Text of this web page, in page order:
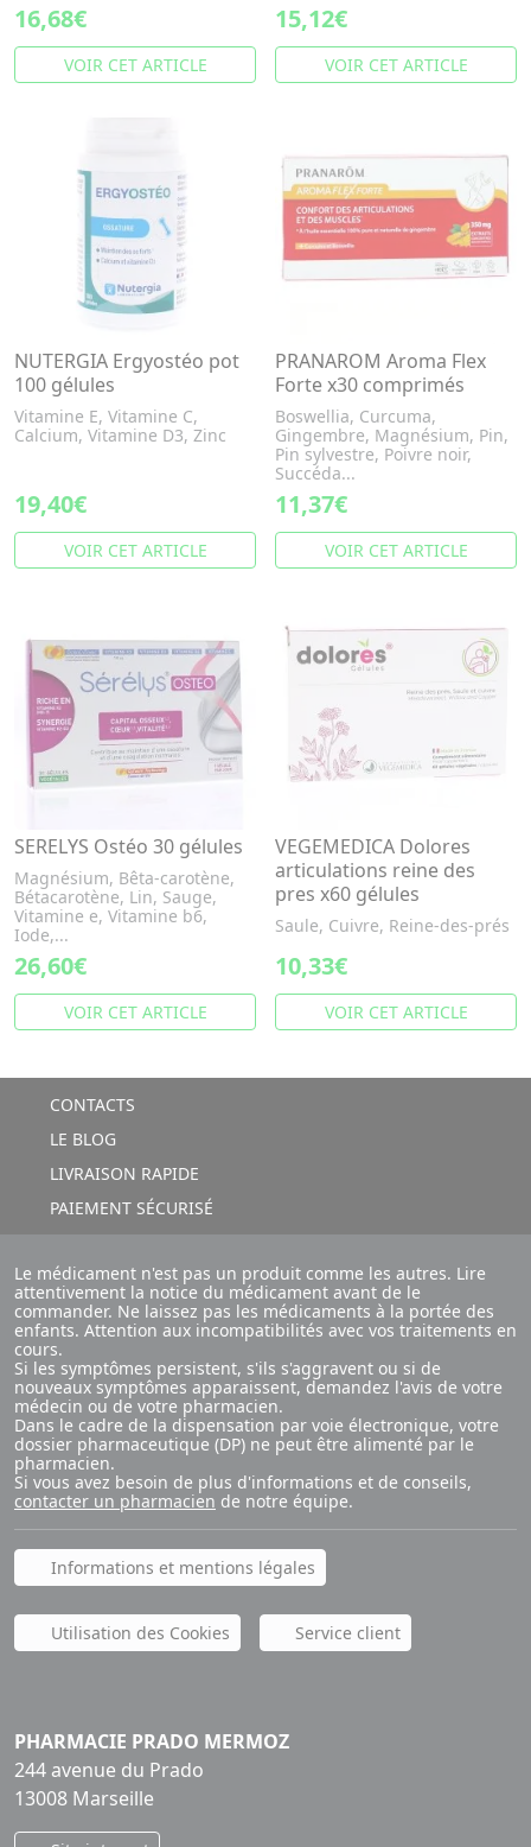
16,68€
VOIR CET ARTICLE
15,12€
VOIR CET ARTICLE
NUTERGIA Ergyostéo pot
100 gélules
Vitamine E, Vitamine C,
Calcium, Vitamine D3, Zinc
19,40€
VOIR CET ARTICLE
PRANAROM Aroma Flex
Forte x30 comprimés
Boswellia, Curcuma,
Gingembre, Magnésium, Pin,
Pin sylvestre, Poivre noir,
Succéda...
11,37€
VOIR CET ARTICLE
SERELYS Ostéo 30 gélules
Magnésium, Bêta-carotène,
Bétacarotène, Lin, Sauge,
Vitamine e, Vitamine b6,
Iode,...
26,60€
VOIR CET ARTICLE
VEGEMEDICA Dolores
articulations reine des
pres x60 gélules
Saule, Cuivre, Reine-des-prés
10,33€
VOIR CET ARTICLE
CONTACTS
LE BLOG
LIVRAISON RAPIDE
PAIEMENT SÉCURISÉ
Le médicament n'est pas un produit comme les autres. Lire
attentivement la notice du médicament avant de le
commander. Ne laissez pas les médicaments à la portée des
enfants. Attention aux incompatibilités avec vos traitements en
cours.
Si les symptômes persistent, s'ils s'aggravent ou si de
nouveaux symptômes apparaissent, demandez l'avis de votre
médecin ou de votre pharmacien.
Dans le cadre de la dispensation par voie électronique, votre
dossier pharmaceutique (DP) ne peut être alimenté par le
pharmacien.
Si vous avez besoin de plus d'informations et de conseils,
contacter un pharmacien de notre équipe.
Informations et mentions légales
Utilisation des Cookies Service client
PHARMACIE PRADO MERMOZ
244 avenue du Prado
13008 Marseille